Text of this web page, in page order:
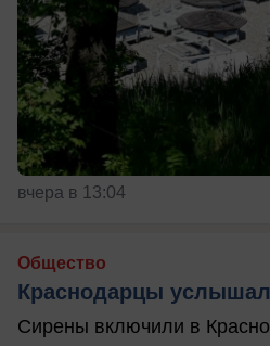
вчера в 13:04
Общество
Краснодарцы
Сирены включили в